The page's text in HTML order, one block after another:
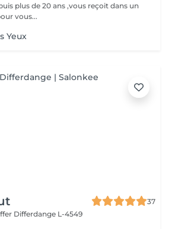
plus de 20 ans ,vous reçoit dans un
vous...
Yeux
37
Differdange L-4549